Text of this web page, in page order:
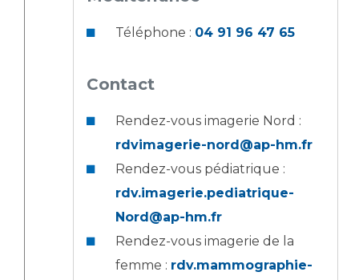
Téléphone : 04 91 96 47 65
Contact
Rendez-vous imagerie Nord :
rdvimagerie-nord@ap-hm.fr
Rendez-vous pédiatrique :
rdv.imagerie.pediatrique-
Nord@ap-hm.fr
Rendez-vous imagerie de la
femme : rdv.mammographie-